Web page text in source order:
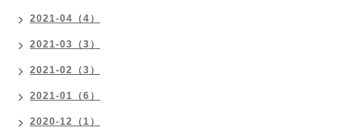
2021-04（4）
2021-03（3）
2021-02（3）
2021-01（6）
2020-12（1）